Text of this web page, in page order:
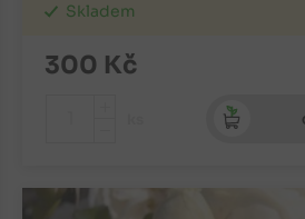
Skladem
300 Kč